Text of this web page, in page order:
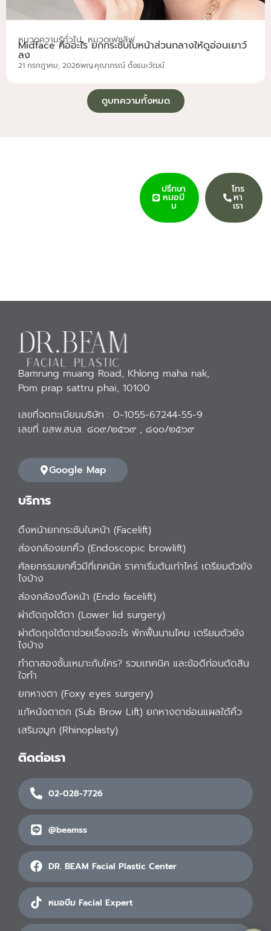
หมวดความรู้ทั่วไป, หมวดเฟซลิฟ
Midface คืออะไร ยกกระชับใบหน้าส่วนกลางให้ดูอ่อนเยาว์
ลง
21 กรกฎาคม, 2026พญ.คุณาภรณ์ ตั้งธนะวัฒน์
ดูบทความทั้งหมด
ปรึกษา
หมอบี
ม
โทร
หา
เรา
Bamrung muang Road, Khlong maha nak,
Pom prap sattru phai, 10100
เลขที่จดทะเบียนบริษัท : 0-1055-67244-55-9
เลขที่ ฆสพ.สบส. ๘๐๙/๒๕๖๙ , ๘๑๐/๒๕๖๙
Google Map
บริการ
ดึงหน้ายกกระชับใบหน้า (Facelift)
ส่องกล้องยกคิ้ว (Endoscopic browlift)
ศัลยกรรมยกคิ้วมีกี่เทคนิค ราคาเริ่มต้นเท่าไหร่ เตรียมตัวยัง
ไงบ้าง
ส่องกล้องดึงหน้า (Endo facelift)
ผ่าตัดถุงใต้ตา (Lower lid surgery)
ผ่าตัดถุงใต้ตาช่วยเรื่องอะไร พักฟื้นนานไหม เตรียมตัวยัง
ไงบ้าง
ทำตาสองชั้นเหมาะกับใคร? รวมเทคนิค และข้อดีก่อนตัดสิน
ใจทำ
ยกหางตา (Foxy eyes surgery)
แก้หนังตาตก (Sub Brow Lift) ยกหางตาซ่อนแผลใต้คิ้ว
เสริมจมูก (Rhinoplasty)
ติดต่อเรา
02-028-7726
@beamss
DR. BEAM Facial Plastic Center
หมอบีม Facial Expert